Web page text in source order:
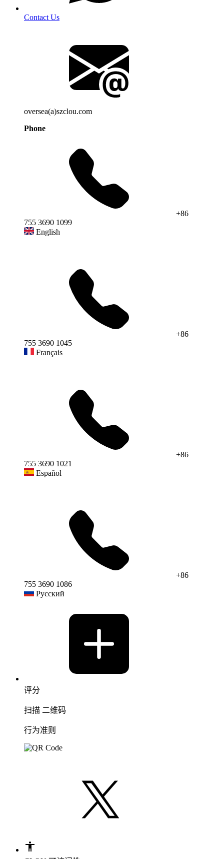
Contact Us
oversea(a)szclou.com
Phone
+86
755 3690 1099
English
+86
755 3690 1045
Français
+86
755 3690 1021
Español
+86
755 3690 1086
Русский
评分
扫描 二维码
行为准则